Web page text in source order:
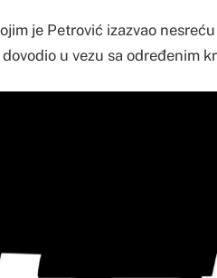
je Petrović izazvao
dovodio u vezu sa određenim